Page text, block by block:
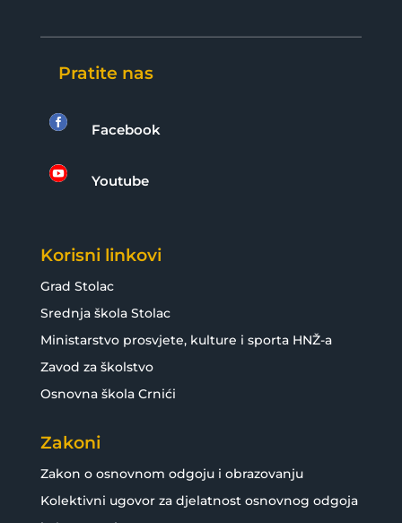
Pratite nas
 Facebook
 Youtube
Korisni linkovi
Grad Stolac
Srednja škola Stolac
Ministarstvo prosvjete, kulture i sporta HNŽ-a
Zavod za školstvo
Osnovna škola Crnići
Zakoni
Zakon o osnovnom odgoju i obrazovanju
Kolektivni ugovor za djelatnost osnovnog odgoja